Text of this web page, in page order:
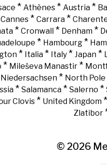
* Athènes* Austria*
Cannes* Carrara*
* Cronwall * Denham *
* Hambourg *
* Italia* Italy* Japan*
* Mileševa Manastir *
Niedersachsen* North Pole
* Salamanca * Salerno *
Clovis* United Kingdom*
Zlatibor
© 2026